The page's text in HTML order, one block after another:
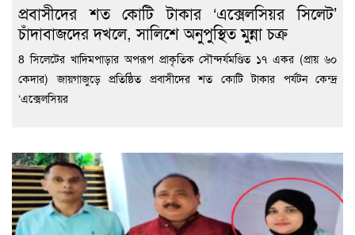
প্রবাসীদের শত কোটি টাকার ‘এক্সেলসিয়র সিলেট’
চাঁদাবাজদের দখলে, সালিশে অনুপুস্থিত মুন্না চক্র
8 সিলেটের খাদিমপাড়ার অপরূপ প্রাকৃতিক সৌন্দর্যমণ্ডিত ১৭ একর (প্রায় ৬০
কেদার) জায়গাজুড়ে প্রতিষ্ঠিত প্রবাসীদের শত কোটি টাকার পর্যটন কেন্দ্র
‘এক্সেলসিয়র